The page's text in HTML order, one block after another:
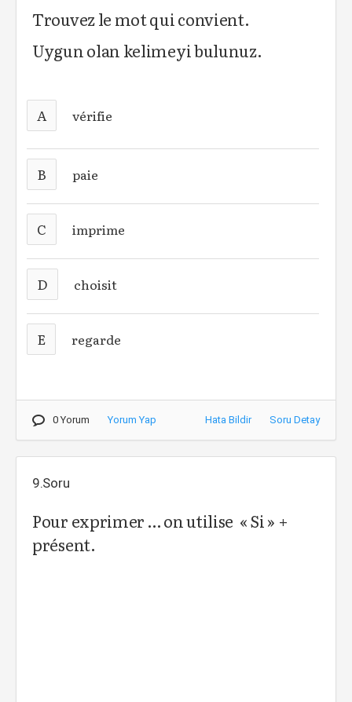
Trouvez le mot qui convient.
Uygun olan kelimeyi bulunuz.
A vérifie
B paie
C imprime
D choisit
E regarde
0 Yorum Yorum Yap Hata Bildir Soru Detay
9.Soru
Pour exprimer … on utilise « Si » +
présent.